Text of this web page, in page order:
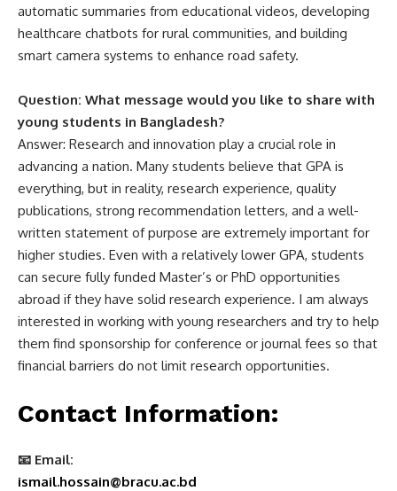
automatic summaries from educational videos, developing
healthcare chatbots for rural communities, and building
smart camera systems to enhance road safety.
Question: What message would you like to share with
young students in Bangladesh?
Answer: Research and innovation play a crucial role in
advancing a nation. Many students believe that GPA is
everything, but in reality, research experience, quality
publications, strong recommendation letters, and a well-
written statement of purpose are extremely important for
higher studies. Even with a relatively lower GPA, students
can secure fully funded Master’s or PhD opportunities
abroad if they have solid research experience. I am always
interested in working with young researchers and try to help
them find sponsorship for conference or journal fees so that
financial barriers do not limit research opportunities.
Contact Information:
📧 Email:
ismail.hossain@bracu.ac.bd